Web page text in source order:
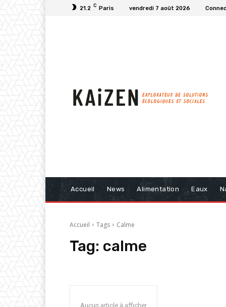
21.2 C Paris vendredi 7 août 2026
Accueil News Alimentation Eaux
Accueil Tags Calme
Tag: calme
Aucun article à afficher